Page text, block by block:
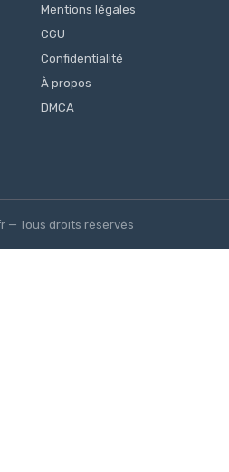
Mentions légales
CGU
Confidentialité
À propos
DMCA
— Tous droits réservés